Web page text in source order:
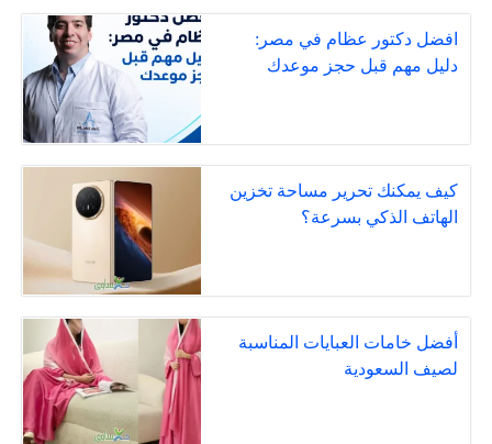
افضل دكتور عظام في مصر:
دليل مهم قبل حجز موعدك
كيف يمكنك تحرير مساحة تخزين
الهاتف الذكي بسرعة؟
أفضل خامات العبايات المناسبة
لصيف السعودية